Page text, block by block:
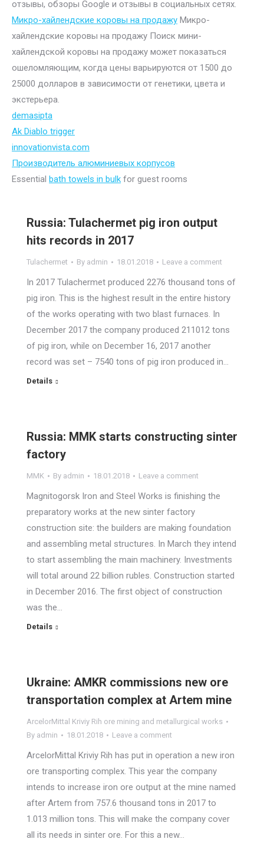
отзывы, обзоры Google и отзывы в социальных сетях.
Микро-хайлендские коровы на продажу Микро-
хайлендские коровы на продажу Поиск мини-
хайлендской коровы на продажу может показаться
ошеломляющим, когда цены варьируются от 1500 до
25000 долларов в зависимости от генетики, цвета и
экстерьера.
demasipta
Ak Diablo trigger
innovationvista.com
Производитель алюминиевых корпусов
Essential bath towels in bulk for guest rooms
Russia: Tulachermet pig iron output
hits records in 2017
Tulachermet By admin 18.01.2018 Leave a comment
In 2017 Tulachermet produced 2276 thousand tons of
pig iron. This is the highest result in the entire history
of the works operating with two blast furnaces. In
December 2017 the company produced 211012 tons
of pig iron, while on December 16, 2017 another
record was set – 7540 tons of pig iron produced in…
Details
Russia: MMK starts constructing sinter
factory
MMK By admin 18.01.2018 Leave a comment
Magnitogorsk Iron and Steel Works is finishing the
preparatory works at the new sinter factory
construction site: the builders are making foundation
and assembling metal structures. In March they intend
to start assembling the main machinery. Investments
will total around 22 billion rubles. Construction started
in December 2016. The first object of construction
was the…
Details
Ukraine: AMKR commissions new ore
transportation complex at Artem mine
ArcelorMittal Kriviy Rih ore mining and metallurgical works
By admin 18.01.2018 Leave a comment
ArcelorMittal Kriviy Rih has put in operation a new iron
ore transporting complex. This year the company
intends to increase iron ore output at the mine named
after Artem from 757.6 thousand tons in 2017 to
1.013 million tons. This will make the company cover
all its needs in sinter ore. For this a new…